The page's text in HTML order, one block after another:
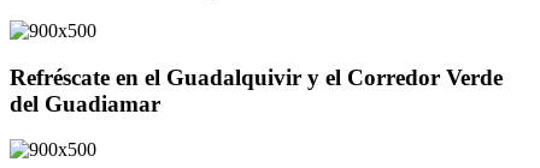
Refréscate en el Guadalquivir y el Corredor Verde
del Guadiamar